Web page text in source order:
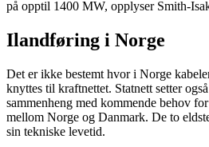
på opptil 1400 MW, opplyser Smith-
Ilandføring i Norge
Det er ikke bestemt hvor i Norge
knyttes til kraftnettet. Statnett setter
sammenheng med kommende behov
mellom Norge og Danmark. De to
sin tekniske levetid.